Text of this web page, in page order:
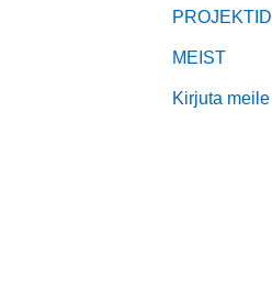
PROJEKTID
MEIST
Kirjuta meile